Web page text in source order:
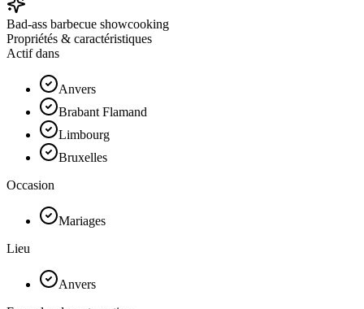
Bad-ass barbecue showcooking
Propriétés & caractéristiques
Actif dans
Anvers
Brabant Flamand
Limbourg
Bruxelles
Occasion
Mariages
Lieu
Anvers